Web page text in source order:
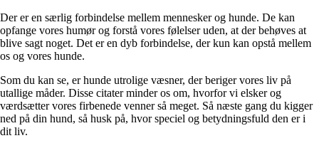
Der er en særlig forbindelse mellem mennesker og hunde. De kan
opfange vores humør og forstå vores følelser uden, at der behøves at
blive sagt noget. Det er en dyb forbindelse, der kun kan opstå mellem
os og vores hunde.
Som du kan se, er hunde utrolige væsner, der beriger vores liv på
utallige måder. Disse citater minder os om, hvorfor vi elsker og
værdsætter vores firbenede venner så meget. Så næste gang du kigger
ned på din hund, så husk på, hvor speciel og betydningsfuld den er i
dit liv.